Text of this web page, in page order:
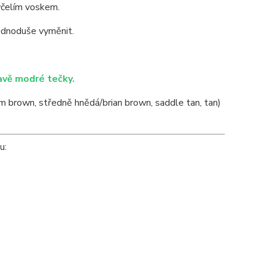
voskem.
vyměnit.
modré tečky.
brown, středně hnědá/brian brown, saddle tan, tan)